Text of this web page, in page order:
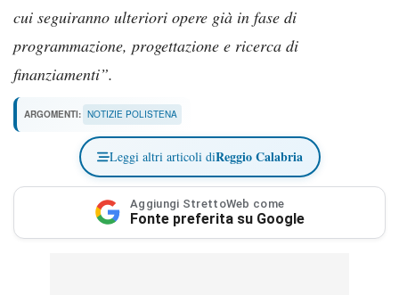
cui seguiranno ulteriori opere già in fase di
programmazione, progettazione e ricerca di
finanziamenti”.
ARGOMENTI: NOTIZIE POLISTENA
Leggi altri articoli diReggio Calabria
Aggiungi StrettoWeb come
Fonte preferita su Google